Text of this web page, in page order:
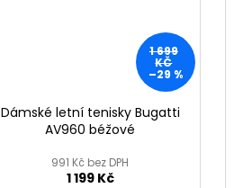
1 699
KČ
–29 %
Dámské letní tenisky Bugatti
AV960 béžové
991 Kč bez DPH
1 199 Kč